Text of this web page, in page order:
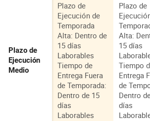
Plazo de
Ejecución
Medio
Plazo de
Ejecución de
Temporada
Alta: Dentro de
15 días
Laborables
Tiempo de
Entrega Fuera
de Temporada:
Dentro de 15
días
Laborables
Plazo de
Alta:
15 días
Tiempo
Entrega
de
Dentro
días